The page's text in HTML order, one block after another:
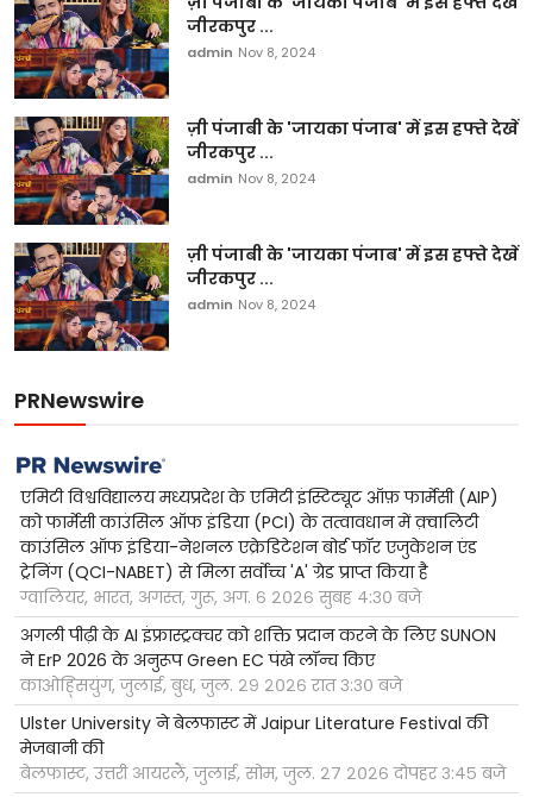
जीरकपुर ...
admin Nov 8, 2024
ज़ी पंजाबी के 'जायका पंजाब' में इस हफ्ते देखें
जीरकपुर ...
admin Nov 8, 2024
ज़ी पंजाबी के 'जायका पंजाब' में इस हफ्ते देखें
जीरकपुर ...
admin Nov 8, 2024
PRNewswire
एमिटी विश्वविद्यालय मध्यप्रदेश के एमिटी इंस्टिट्यूट ऑफ़ फार्मेसी (AIP)
को फार्मेसी काउंसिल ऑफ इंडिया (PCI) के तत्वावधान में क़्वालिटी
काउंसिल ऑफ इंडिया-नेशनल एक्रेडिटेशन बोर्ड फॉर एजुकेशन एंड
ट्रेनिंग (QCI-NABET) से मिला सर्वोच्च 'A' ग्रेड प्राप्त किया है
ग्वालियर, भारत, अगस्त, गुरू, अग. ६ २०२६ सुबह ४:३० बजे
अगली पीढ़ी के AI इंफ्रास्ट्रक्चर को शक्ति प्रदान करने के लिए SUNON
ने ErP 2026 के अनुरूप Green EC पंखे लॉन्च किए
काओह्सियुंग, जुलाई, बुध, जुल. २९ २०२६ रात ३:३० बजे
Ulster University ने बेलफास्ट में Jaipur Literature Festival की
मेजबानी की
बेलफास्ट, उत्तरी आयरलैं, जुलाई, सोम, जुल. २७ २०२६ दोपहर ३:४५ बजे